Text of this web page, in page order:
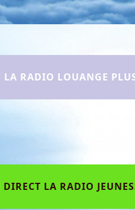
LA RADIO LOUANGE
DIRECT LA RADIO